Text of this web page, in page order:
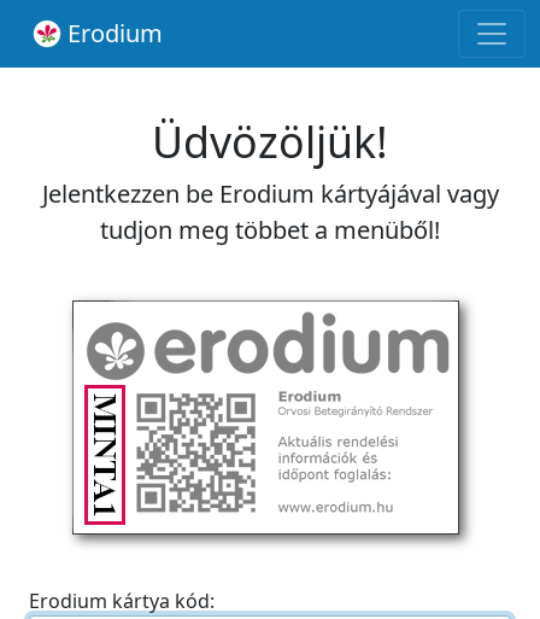
Erodium
Üdvözöljük!
Jelentkezzen be Erodium kártyájával vagy
tudjon meg többet a menüből!
Erodium kártya kód: